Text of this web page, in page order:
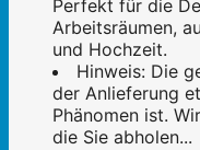
Perfekt für die
Arbeitsräumen,
und Hochzeit.
Hinweis: Die
der Anlieferung
Phänomen ist.
die Sie abholen...